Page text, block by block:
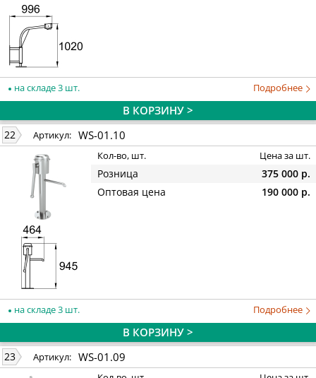
на складе 3 шт. Подробнее
В КОРЗИНУ >
22 Артикул: WS-01.10
Кол-во, шт. Цена за шт.
Розница
375 000 р.
Оптовая цена
190 000 р.
на складе 3 шт. Подробнее
В КОРЗИНУ >
23 Артикул: WS-01.09